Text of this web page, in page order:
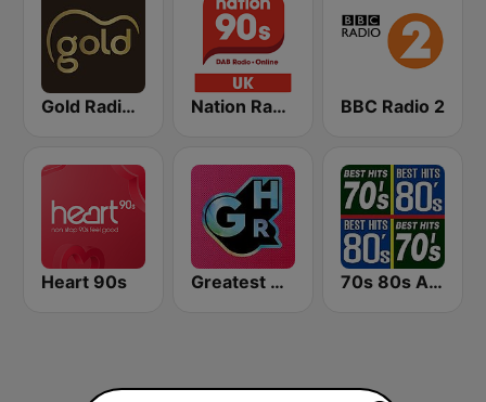
Gold Radio UK Nation Radio 90s BBC Radio 2
Heart 90s Greatest Hits Radio 70s 80s All Time Greatest